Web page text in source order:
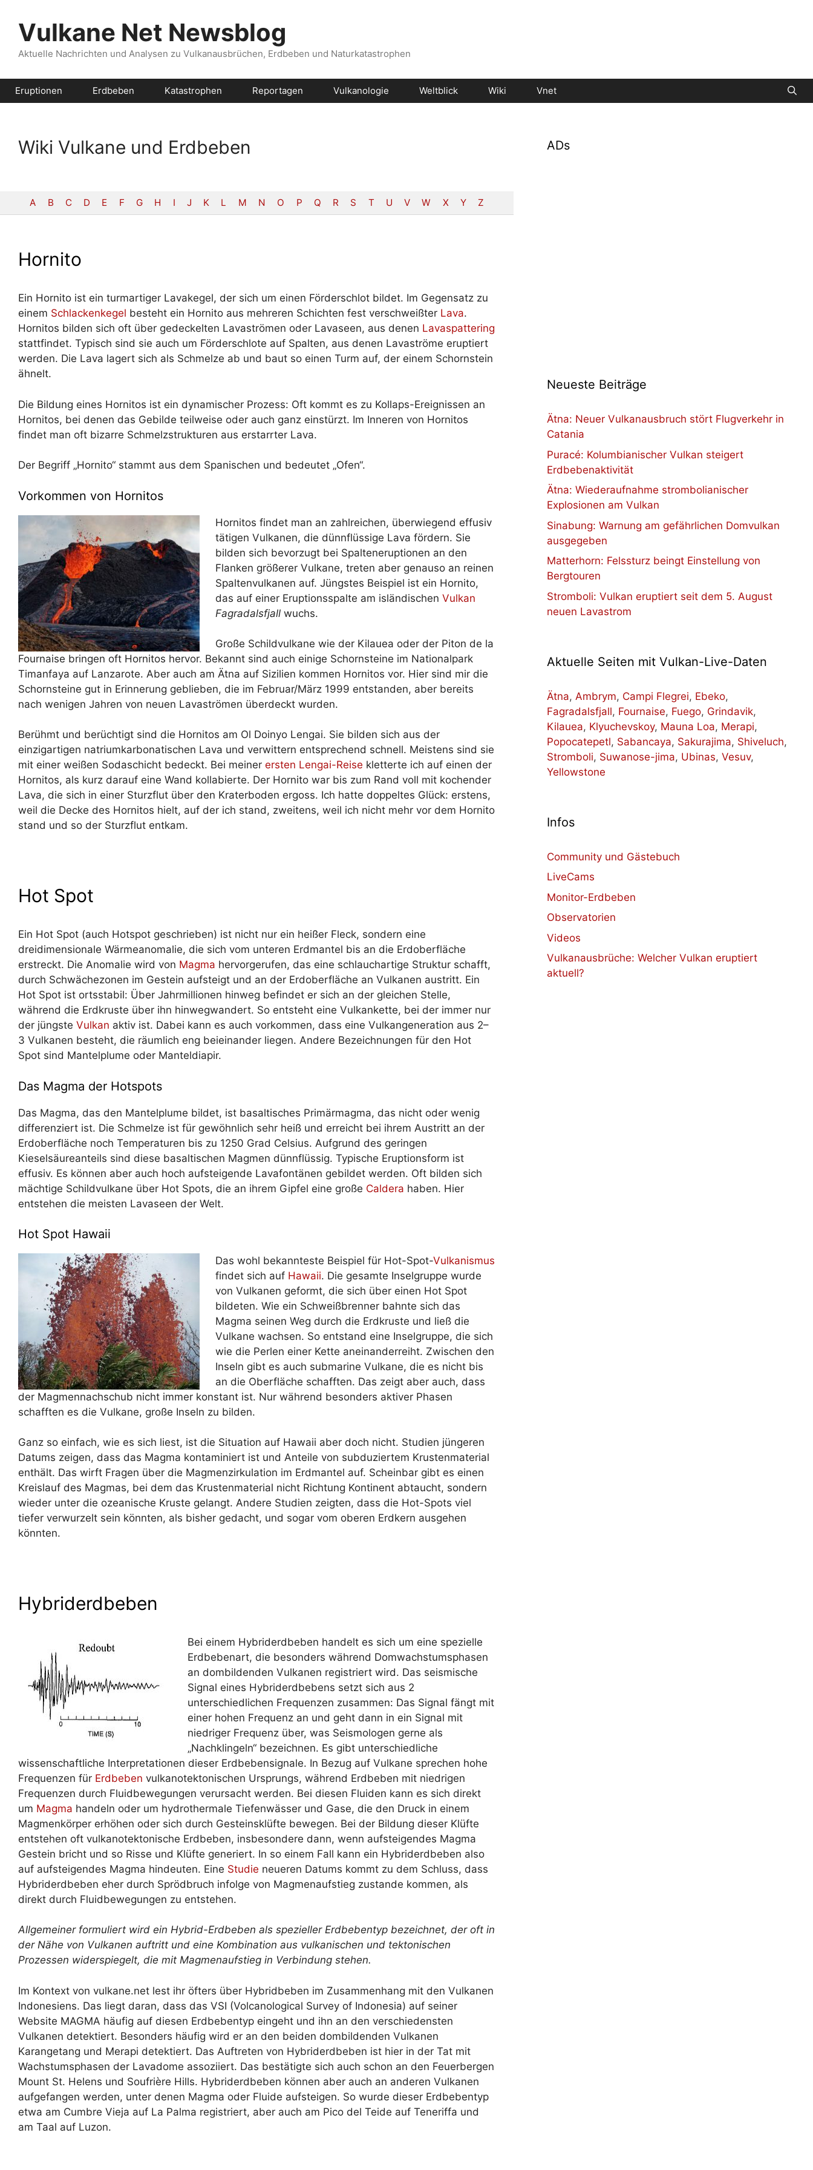
Inhalt
springenVulkane Net Newsblog
Aktuelle Nachrichten und Analysen zu Vulkanausbrüchen, Erdbeben und Naturkatastrophen
Eruptionen Erdbeben Katastrophen Reportagen Vulkanologie Weltblick Wiki Vnet
Wiki Vulkane und Erdbeben
A B C D E F G H I J K L M N O P Q R S T U V W X Y Z
Hornito
Ein Hornito ist ein turmartiger Lavakegel, der sich um einen Förderschlot bildet. Im Gegensatz zu
einem Schlackenkegel besteht ein Hornito aus mehreren Schichten fest verschweißter Lava.
Hornitos bilden sich oft über gedeckelten Lavaströmen oder Lavaseen, aus denen Lavaspattering
stattfindet. Typisch sind sie auch um Förderschlote auf Spalten, aus denen Lavaströme eruptiert
werden. Die Lava lagert sich als Schmelze ab und baut so einen Turm auf, der einem Schornstein
ähnelt.
Die Bildung eines Hornitos ist ein dynamischer Prozess: Oft kommt es zu Kollaps-Ereignissen an
Hornitos, bei denen das Gebilde teilweise oder auch ganz einstürzt. Im Inneren von Hornitos
findet man oft bizarre Schmelzstrukturen aus erstarrter Lava.
Der Begriff „Hornito“ stammt aus dem Spanischen und bedeutet „Ofen“.
Vorkommen von Hornitos
Hornitos findet man an zahlreichen, überwiegend effusiv
tätigen Vulkanen, die dünnflüssige Lava fördern. Sie
bilden sich bevorzugt bei Spalteneruptionen an den
Flanken größerer Vulkane, treten aber genauso an reinen
Spaltenvulkanen auf. Jüngstes Beispiel ist ein Hornito,
das auf einer Eruptionsspalte am isländischen Vulkan
Fagradalsfjallwuchs.
Große Schildvulkane wie der Kilauea oder der Piton de la
Fournaise bringen oft Hornitos hervor. Bekannt sind auch einige Schornsteine im Nationalpark
Timanfaya auf Lanzarote. Aber auch am Ätna auf Sizilien kommen Hornitos vor. Hier sind mir die
Schornsteine gut in Erinnerung geblieben, die im Februar/März 1999 entstanden, aber bereits
nach wenigen Jahren von neuen Lavaströmen überdeckt wurden.
Berühmt und berüchtigt sind die Hornitos am Ol Doinyo Lengai. Sie bilden sich aus der
einzigartigen natriumkarbonatischen Lava und verwittern entsprechend schnell. Meistens sind sie
mit einer weißen Sodaschicht bedeckt. Bei meiner ersten Lengai-Reise kletterte ich auf einen der
Hornitos, als kurz darauf eine Wand kollabierte. Der Hornito war bis zum Rand voll mit kochender
Lava, die sich in einer Sturzflut über den Kraterboden ergoss. Ich hatte doppeltes Glück: erstens,
weil die Decke des Hornitos hielt, auf der ich stand, zweitens, weil ich nicht mehr vor dem Hornito
stand und so der Sturzflut entkam.
Hot Spot
Ein Hot Spot (auch Hotspot geschrieben) ist nicht nur ein heißer Fleck, sondern eine
dreidimensionale Wärmeanomalie, die sich vom unteren Erdmantel bis an die Erdoberfläche
erstreckt. Die Anomalie wird von Magma hervorgerufen, das eine schlauchartige Struktur schafft,
durch Schwächezonen im Gestein aufsteigt und an der Erdoberfläche an Vulkanen austritt. Ein
Hot Spot ist ortsstabil: Über Jahrmillionen hinweg befindet er sich an der gleichen Stelle,
während die Erdkruste über ihn hinwegwandert. So entsteht eine Vulkankette, bei der immer nur
der jüngste Vulkan aktiv ist. Dabei kann es auch vorkommen, dass eine Vulkangeneration aus 2–
3 Vulkanen besteht, die räumlich eng beieinander liegen. Andere Bezeichnungen für den Hot
Spot sind Mantelplume oder Manteldiapir.
Das Magma der Hotspots
Das Magma, das den Mantelplume bildet, ist basaltisches Primärmagma, das nicht oder wenig
differenziert ist. Die Schmelze ist für gewöhnlich sehr heiß und erreicht bei ihrem Austritt an der
Erdoberfläche noch Temperaturen bis zu 1250 Grad Celsius. Aufgrund des geringen
Kieselsäureanteils sind diese basaltischen Magmen dünnflüssig. Typische Eruptionsform ist
effusiv. Es können aber auch hoch aufsteigende Lavafontänen gebildet werden. Oft bilden sich
mächtige Schildvulkane über Hot Spots, die an ihrem Gipfel eine große Caldera haben. Hier
entstehen die meisten Lavaseen der Welt.
Hot Spot Hawaii
Das wohl bekannteste Beispiel für Hot-Spot-Vulkanismus
findet sich auf Hawaii. Die gesamte Inselgruppe wurde
von Vulkanen geformt, die sich über einen Hot Spot
bildeten. Wie ein Schweißbrenner bahnte sich das
Magma seinen Weg durch die Erdkruste und ließ die
Vulkane wachsen. So entstand eine Inselgruppe, die sich
wie die Perlen einer Kette aneinanderreiht. Zwischen den
Inseln gibt es auch submarine Vulkane, die es nicht bis
an die Oberfläche schafften. Das zeigt aber auch, dass
der Magmennachschub nicht immer konstant ist. Nur während besonders aktiver Phasen
schafften es die Vulkane, große Inseln zu bilden.
Ganz so einfach, wie es sich liest, ist die Situation auf Hawaii aber doch nicht. Studien jüngeren
Datums zeigen, dass das Magma kontaminiert ist und Anteile von subduziertem Krustenmaterial
enthält. Das wirft Fragen über die Magmenzirkulation im Erdmantel auf. Scheinbar gibt es einen
Kreislauf des Magmas, bei dem das Krustenmaterial nicht Richtung Kontinent abtaucht, sondern
wieder unter die ozeanische Kruste gelangt. Andere Studien zeigten, dass die Hot-Spots viel
tiefer verwurzelt sein könnten, als bisher gedacht, und sogar vom oberen Erdkern ausgehen
könnten.
Hybriderdbeben
Bei einem Hybriderdbeben handelt es sich um eine spezielle
Erdbebenart, die besonders während Domwachstumsphasen
an dombildenden Vulkanen registriert wird. Das seismische
Signal eines Hybriderdbebens setzt sich aus 2
unterschiedlichen Frequenzen zusammen: Das Signal fängt mit
einer hohen Frequenz an und geht dann in ein Signal mit
niedriger Frequenz über, was Seismologen gerne als
„Nachklingeln“ bezeichnen. Es gibt unterschiedliche
wissenschaftliche Interpretationen dieser Erdbebensignale. In Bezug auf Vulkane sprechen hohe
Frequenzen für Erdbeben vulkanotektonischen Ursprungs, während Erdbeben mit niedrigen
Frequenzen durch Fluidbewegungen verursacht werden. Bei diesen Fluiden kann es sich direkt
um Magma handeln oder um hydrothermale Tiefenwässer und Gase, die den Druck in einem
Magmenkörper erhöhen oder sich durch Gesteinsklüfte bewegen. Bei der Bildung dieser Klüfte
entstehen oft vulkanotektonische Erdbeben, insbesondere dann, wenn aufsteigendes Magma
Gestein bricht und so Risse und Klüfte generiert. In so einem Fall kann ein Hybriderdbeben also
auf aufsteigendes Magma hindeuten. Eine Studie neueren Datums kommt zu dem Schluss, dass
Hybriderdbeben eher durch Sprödbruch infolge von Magmenaufstieg zustande kommen, als
direkt durch Fluidbewegungen zu entstehen.
Allgemeiner formuliert wird ein Hybrid-Erdbeben als spezieller Erdbebentyp bezeichnet, der oft in
der Nähe von Vulkanen auftritt und eine Kombination aus vulkanischen und tektonischen
Prozessen widerspiegelt, die mit Magmenaufstieg in Verbindung stehen.
Im Kontext von vulkane.net lest ihr öfters über Hybridbeben im Zusammenhang mit den Vulkanen
Indonesiens. Das liegt daran, dass das VSI (Volcanological Survey of Indonesia) auf seiner
Website MAGMA häufig auf diesen Erdbebentyp eingeht und ihn an den verschiedensten
Vulkanen detektiert. Besonders häufig wird er an den beiden dombildenden Vulkanen
Karangetang und Merapi detektiert. Das Auftreten von Hybriderdbeben ist hier in der Tat mit
Wachstumsphasen der Lavadome assoziiert. Das bestätigte sich auch schon an den Feuerbergen
Mount St. Helens und Soufrière Hills. Hybriderdbeben können aber auch an anderen Vulkanen
aufgefangen werden, unter denen Magma oder Fluide aufsteigen. So wurde dieser Erdbebentyp
etwa am Cumbre Vieja auf La Palma registriert, aber auch am Pico del Teide auf Teneriffa und
am Taal auf Luzon.
ADs
Neueste Beiträge
Ätna: Neuer Vulkanausbruch stört Flugverkehr in
Catania
Puracé: Kolumbianischer Vulkan steigert
Erdbebenaktivität
Ätna: Wiederaufnahme strombolianischer
Explosionen am Vulkan
Sinabung: Warnung am gefährlichen Domvulkan
ausgegeben
Matterhorn: Felssturz beingt Einstellung von
Bergtouren
Stromboli: Vulkan eruptiert seit dem 5. August
neuen Lavastrom
Aktuelle Seiten mit Vulkan-Live-Daten
Ätna, Ambrym, Campi Flegrei, Ebeko,
Fagradalsfjall, Fournaise, Fuego, Grindavik,
Kilauea, Klyuchevskoy, Mauna Loa, Merapi,
Popocatepetl, Sabancaya, Sakurajima, Shiveluch,
Stromboli, Suwanose-jima, Ubinas, Vesuv,
Yellowstone
Infos
Community und Gästebuch
LiveCams
Monitor-Erdbeben
Observatorien
Videos
Vulkanausbrüche: Welcher Vulkan eruptiert
aktuell?